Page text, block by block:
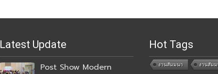
Latest Update
Post Show Modern
Hot Tags
งานสัมมนา งานสัม